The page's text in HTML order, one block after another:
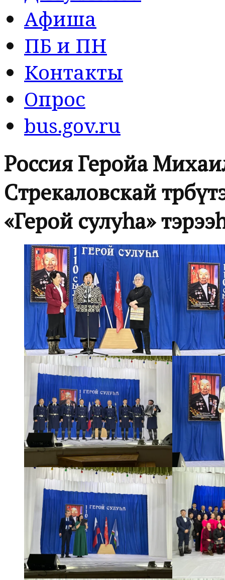
Афиша
ПБ и ПН
Контакты
Опрос
bus.gov.ru
Россия Геройа
Стрекаловскай
«Герой сулуһа»